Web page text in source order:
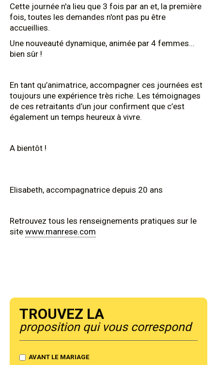
Cette journée n'a lieu que 3 fois par an et, la première
fois, toutes les demandes n'ont pas pu être
accueillies.
Une nouveauté dynamique, animée par 4 femmes...
bien sûr !
En tant qu’animatrice, accompagner ces journées est
toujours une expérience très riche. Les témoignages
de ces retraitants d’un jour confirment que c’est
également un temps heureux à vivre.
A bientôt !
Elisabeth, accompagnatrice depuis 20 ans
Retrouvez tous les renseignements pratiques sur le
site www.manrese.com
Trouvez la
proposition qui vous correspond
AVANT LE MARIAGE